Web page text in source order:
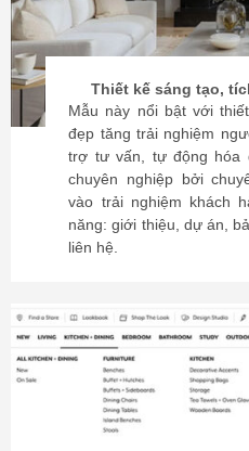
Thiết kế sáng tạo,
Mẫu này nổi bật với
đẹp tăng trải nghiệm
trợ tư vấn, tự động hóa
chuyên nghiệp bởi
vào trải nghiệm khách
năng: giới thiệu, dự án,
liên hệ.